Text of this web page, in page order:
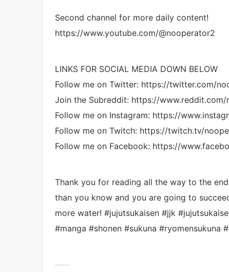
Second channel for more daily content!
https://www.youtube.com/@nooperator2
LINKS FOR SOCIAL MEDIA DOWN BELOW
Follow me on Twitter: https://twitter.com/
Join the Subreddit: https://www.reddit.com/
Follow me on Instagram: https://
Follow me on Twitch: https://twitch.tv/
Follow me on Facebook: https://
Thank you for reading all the way to the
than you know and you are going to
more water! #jujutsukaisen #jjk
#manga #shonen #sukuna #ryomensukuna